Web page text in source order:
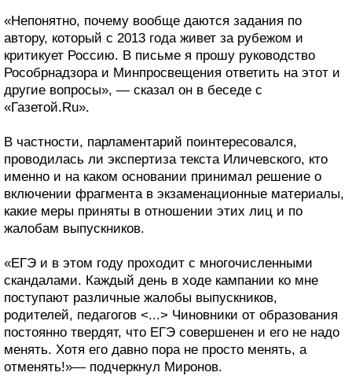
«Непонятно, почему вообще даются задания по
автору, который с 2013 года живет за рубежом и
критикует Россию. В письме я прошу руководство
Рособрнадзора и Минпросвещения ответить на этот и
другие вопросы», — сказал он в беседе с
«Газетой.Ru».
В частности, парламентарий поинтересовался,
проводилась ли экспертиза текста Иличевского, кто
именно и на каком основании принимал решение о
включении фрагмента в экзаменационные материалы,
какие меры приняты в отношении этих лиц и по
жалобам выпускников.
«ЕГЭ и в этом году проходит с многочисленными
скандалами. Каждый день в ходе кампании ко мне
поступают различные жалобы выпускников,
родителей, педагогов <...> Чиновники от образования
постоянно твердят, что ЕГЭ совершенен и его не надо
менять. Хотя его давно пора не просто менять, а
отменять!»— подчеркнул Миронов.